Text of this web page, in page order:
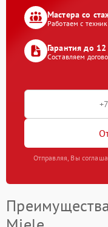
Мастера со
Работаем с
Гарантия до
Составляем
Отправляя, Вы